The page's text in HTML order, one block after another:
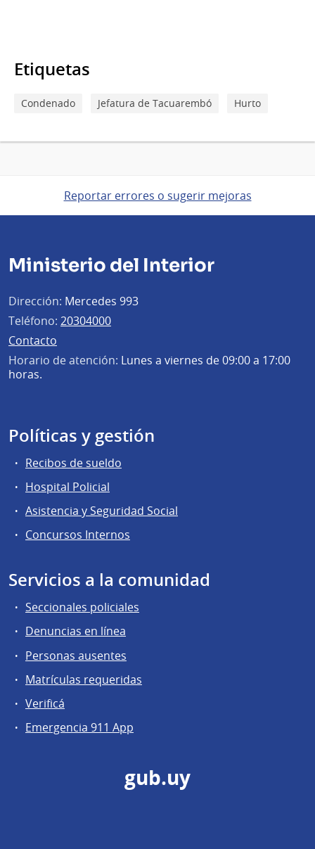
Etiquetas
Condenado Jefatura de Tacuarembó Hurto
Reportar errores o sugerir mejoras
Ministerio del Interior
Dirección: Mercedes 993
Teléfono: 20304000
Contacto
Horario de atención: Lunes a viernes de 09:00 a 17:00
horas.
Políticas y gestión
Recibos de sueldo
Hospital Policial
Asistencia y Seguridad Social
Concursos Internos
Servicios a la comunidad
Seccionales policiales
Denuncias en línea
Personas ausentes
Matrículas requeridas
Verificá
Emergencia 911 App
gub.uy